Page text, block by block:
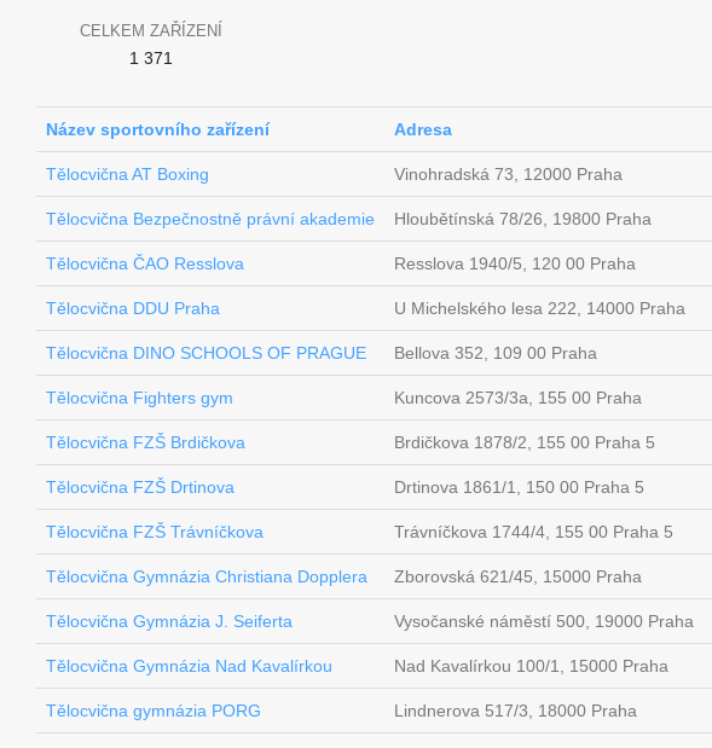
CELKEM ZAŘÍZENÍ
1 371
Název sportovního zařízení Adresa
Tělocvična AT Boxing Vinohradská 73, 12000 Praha
Tělocvična Bezpečnostně právní akademie Hloubětínská 78/26, 19800 Praha
Tělocvična ČAO Resslova Resslova 1940/5, 120 00 Praha
Tělocvična DDU Praha U Michelského lesa 222, 14000 Praha
Tělocvična DINO SCHOOLS OF PRAGUE Bellova 352, 109 00 Praha
Tělocvična Fighters gym Kuncova 2573/3a, 155 00 Praha
Tělocvična FZŠ Brdičkova Brdičkova 1878/2, 155 00 Praha 5
Tělocvična FZŠ Drtinova Drtinova 1861/1, 150 00 Praha 5
Tělocvična FZŠ Trávníčkova Trávníčkova 1744/4, 155 00 Praha 5
Tělocvična Gymnázia Christiana Dopplera Zborovská 621/45, 15000 Praha
Tělocvična Gymnázia J. Seiferta Vysočanské náměstí 500, 19000 Praha
Tělocvična Gymnázia Nad Kavalírkou Nad Kavalírkou 100/1, 15000 Praha
Tělocvična gymnázia PORG Lindnerova 517/3, 18000 Praha